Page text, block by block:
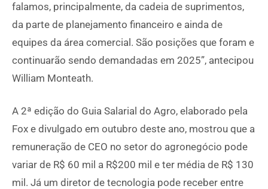
falamos, principalmente, da cadeia de suprimentos,
da parte de planejamento financeiro e ainda de
equipes da área comercial. São posições que foram e
continuarão sendo demandadas em 2025”, antecipou
William Monteath.
A 2ª edição do Guia Salarial do Agro, elaborado pela
Fox e divulgado em outubro deste ano, mostrou que a
remuneração de CEO no setor do agronegócio pode
variar de R$ 60 mil a R$200 mil e ter média de R$ 130
mil. Já um diretor de tecnologia pode receber entre